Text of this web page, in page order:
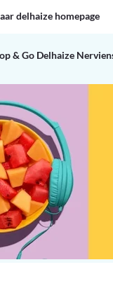
delhaize homepage
& Go Delhaize